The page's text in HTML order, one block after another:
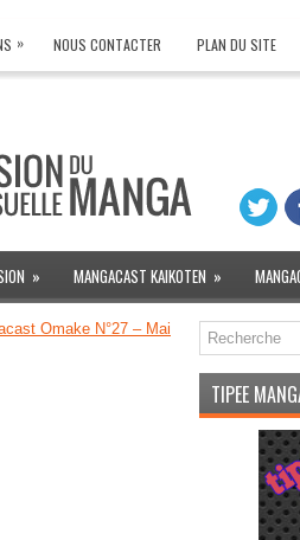
» NOUS CONTACTER PLAN DU SITE
» MANGACAST KAIKOTEN »
Omake N°27 – Mai
TIPEE